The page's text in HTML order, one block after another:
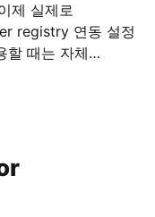
제 실제로
registry 연동 설정